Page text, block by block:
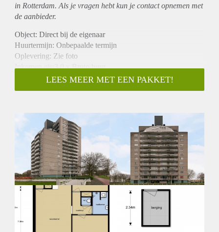
in Rotterdam. Als je vragen hebt kun je contact opnemen met
de aanbieder.
Object: Direct bij de eigenaar
Huurtermijn: Onbepaalde termijn
Oplevering: Zie foto
Inkomen eis:3,0 x Bruto huur
Garantiestelling mogelijk: Ja
Borg: 1 Maand
Huisdieren toegestaan: Afhankelijk van de Eigenaar
Huurtoeslag grens: Nee
Geschikt voor studenten: Afhankelijk van de Eigenaar
LEES MEER MET EEN PAKKET!